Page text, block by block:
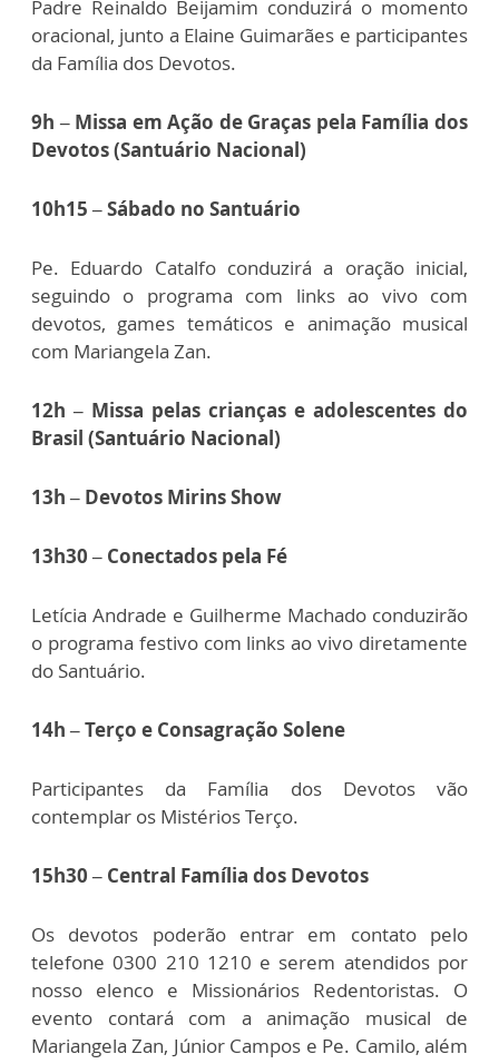
Padre Reinaldo Beijamim conduzirá o momento
oracional, junto a Elaine Guimarães e participantes
da Família dos Devotos.
9h – Missa em Ação de Graças pela Família dos
Devotos (Santuário Nacional)
10h15 – Sábado no Santuário
Pe. Eduardo Catalfo conduzirá a oração inicial,
seguindo o programa com links ao vivo com
devotos, games temáticos e animação musical
com Mariangela Zan.
12h – Missa pelas crianças e adolescentes do
Brasil (Santuário Nacional)
13h – Devotos Mirins Show
13h30 – Conectados pela Fé
Letícia Andrade e Guilherme Machado conduzirão
o programa festivo com links ao vivo diretamente
do Santuário.
14h – Terço e Consagração Solene
Participantes da Família dos Devotos vão
contemplar os Mistérios Terço.
15h30 – Central Família dos Devotos
Os devotos poderão entrar em contato pelo
telefone 0300 210 1210 e serem atendidos por
nosso elenco e Missionários Redentoristas. O
evento contará com a animação musical de
Mariangela Zan, Júnior Campos e Pe. Camilo, além